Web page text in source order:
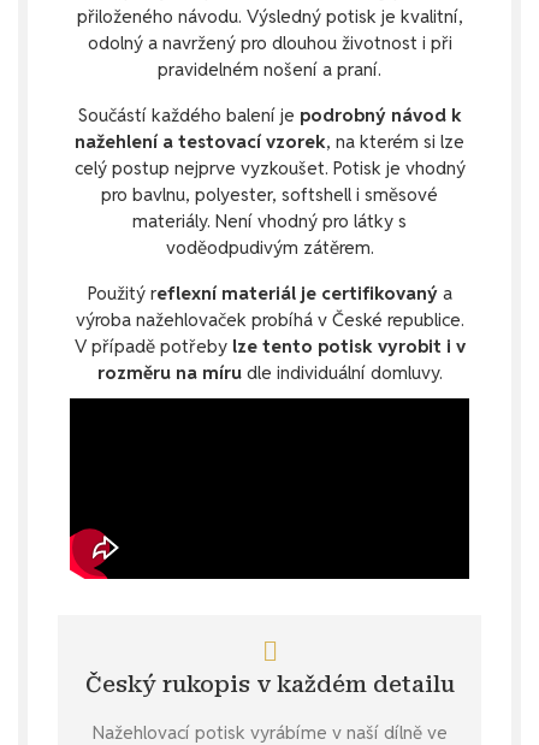
přiloženého návodu. Výsledný potisk je kvalitní,
odolný a navržený pro dlouhou životnost i při
pravidelném nošení a praní.
Součástí každého balení je podrobný návod k
nažehlení a testovací vzorek, na kterém si lze
celý postup nejprve vyzkoušet. Potisk je vhodný
pro bavlnu, polyester, softshell i směsové
materiály. Není vhodný pro látky s
voděodpudivým zátěrem.
Použitý reflexní materiál je certifikovanýa
výroba nažehlovaček probíhá v České republice.
V případě potřeby lze tento potisk vyrobit i v
rozměru na mírudle individuální domluvy.
Český rukopis v každém detailu
Nažehlovací potisk vyrábíme v naší dílně ve